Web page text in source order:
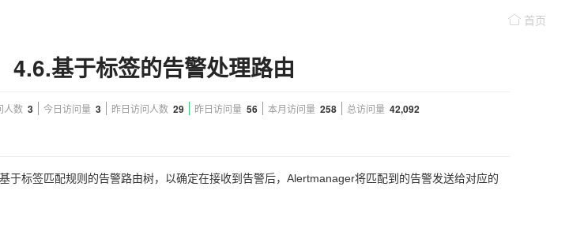
首页
4.6.基于标签的告警处理路由
人数 3 今日访问量 3 昨日访问人数 29 昨日访问量 56 本月访问量 258 总访问量 42,092
于标签匹配规则的告警路由树，以确定在接收到告警后，Alertmanager将匹配到的告警发送给对应的